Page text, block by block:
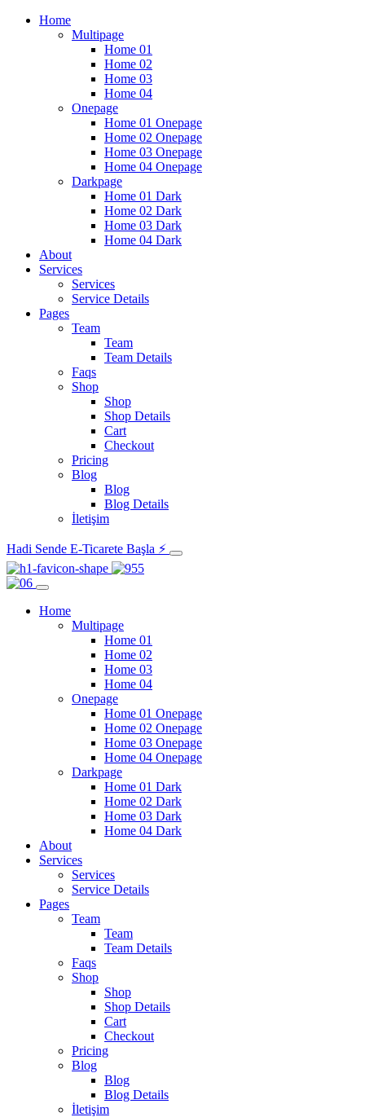
Home
Multipage
Home 01
Home 02
Home 03
Home 04
Onepage
Home 01 Onepage
Home 02 Onepage
Home 03 Onepage
Home 04 Onepage
Darkpage
Home 01 Dark
Home 02 Dark
Home 03 Dark
Home 04 Dark
About
Services
Services
Service Details
Pages
Team
Team
Team Details
Faqs
Shop
Shop
Shop Details
Cart
Checkout
Pricing
Blog
Blog
Blog Details
İletişim
Hadi Sende E-Ticarete Başla ⚡
Home
Multipage
Home 01
Home 02
Home 03
Home 04
Onepage
Home 01 Onepage
Home 02 Onepage
Home 03 Onepage
Home 04 Onepage
Darkpage
Home 01 Dark
Home 02 Dark
Home 03 Dark
Home 04 Dark
About
Services
Services
Service Details
Pages
Team
Team
Team Details
Faqs
Shop
Shop
Shop Details
Cart
Checkout
Pricing
Blog
Blog
Blog Details
İletişim